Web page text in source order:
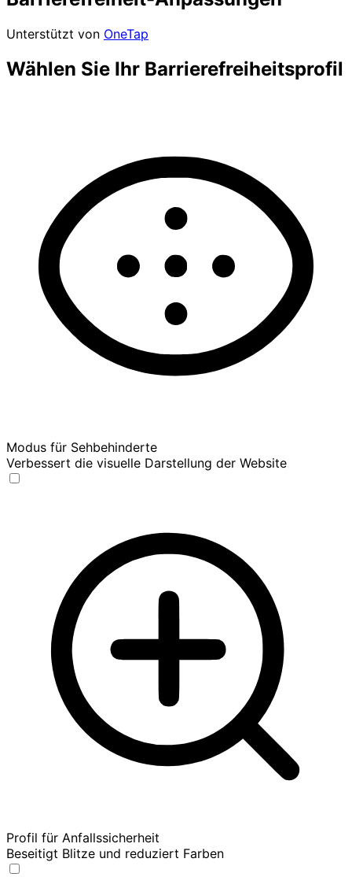
Unterstützt von OneTap
Wählen Sie Ihr Barrierefreiheitsprofil
Modus für Sehbehinderte
Verbessert die visuelle Darstellung der Website
Profil für Anfallssicherheit
Beseitigt Blitze und reduziert Farben